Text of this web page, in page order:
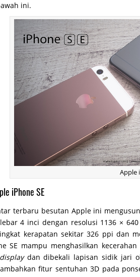
ini.
Apple
iPhone SE
terbaru besutan Apple ini
4 inci dengan resolusi 1136 × 640
kerapatan sekitar 326 ppi dan
SE mampu menghasilkan
dan dibekali lapisan sidik jari
fitur sentuhan 3D pada